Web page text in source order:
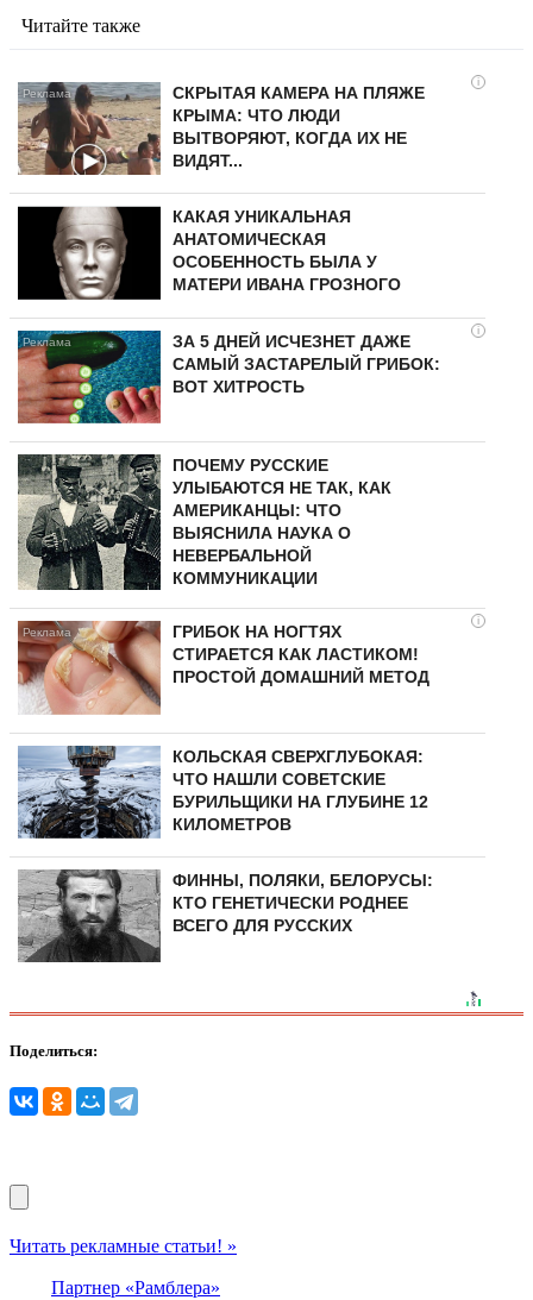
Читайте также
i
СКРЫТАЯ КАМЕРА НА ПЛЯЖЕ
КРЫМА: ЧТО ЛЮДИ
ВЫТВОРЯЮТ, КОГДА ИХ НЕ
ВИДЯТ...
КАКАЯ УНИКАЛЬНАЯ
АНАТОМИЧЕСКАЯ
ОСОБЕННОСТЬ БЫЛА У
МАТЕРИ ИВАНА ГРОЗНОГО
i
ЗА 5 ДНЕЙ ИСЧЕЗНЕТ ДАЖЕ
САМЫЙ ЗАСТАРЕЛЫЙ ГРИБОК:
ВОТ ХИТРОСТЬ
ПОЧЕМУ РУССКИЕ
УЛЫБАЮТСЯ НЕ ТАК, КАК
АМЕРИКАНЦЫ: ЧТО
ВЫЯСНИЛА НАУКА О
НЕВЕРБАЛЬНОЙ
КОММУНИКАЦИИ
i
ГРИБОК НА НОГТЯХ
СТИРАЕТСЯ КАК ЛАСТИКОМ!
ПРОСТОЙ ДОМАШНИЙ МЕТОД
КОЛЬСКАЯ СВЕРХГЛУБОКАЯ:
ЧТО НАШЛИ СОВЕТСКИЕ
БУРИЛЬЩИКИ НА ГЛУБИНЕ 12
КИЛОМЕТРОВ
ФИННЫ, ПОЛЯКИ, БЕЛОРУСЫ:
КТО ГЕНЕТИЧЕСКИ РОДНЕЕ
ВСЕГО ДЛЯ РУССКИХ
Поделиться:
Читать рекламные статьи! »
Партнер «Рамблера»